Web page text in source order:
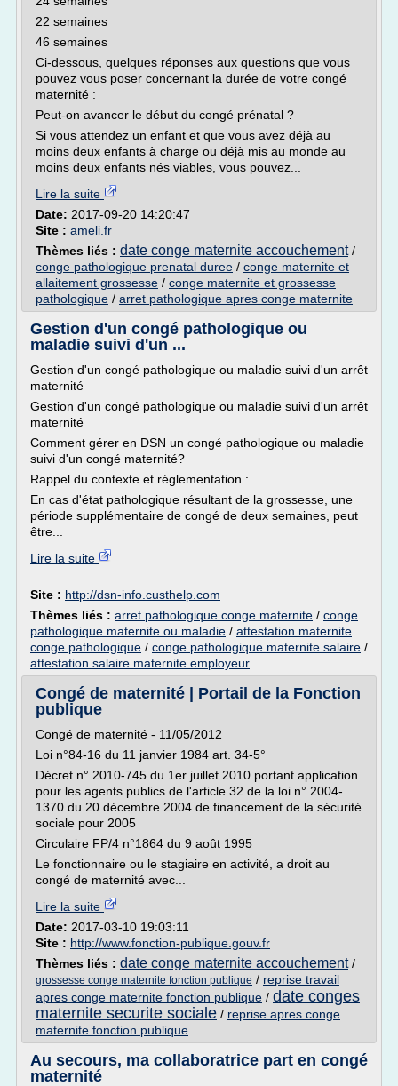
22 semaines
46 semaines
Ci-dessous, quelques réponses aux questions que vous
pouvez vous poser concernant la durée de votre congé
maternité :
Peut-on avancer le début du congé prénatal ?
Si vous attendez un enfant et que vous avez déjà au
moins deux enfants à charge ou déjà mis au monde au
moins deux enfants nés viables, vous pouvez...
Lire la suite
Date: 2017-09-20 14:20:47
Site : ameli.fr
Thèmes liés : date conge maternite accouchement/
conge pathologique prenatal duree / conge maternite et
allaitement grossesse / conge maternite et grossesse
pathologique / arret pathologique apres conge maternite
Gestion d'un congé pathologique ou
maladie suivi d'un ...
Gestion d'un congé pathologique ou maladie suivi d'un arrêt
maternité
Gestion d'un congé pathologique ou maladie suivi d'un arrêt
maternité
Comment gérer en DSN un congé pathologique ou maladie
suivi d'un congé maternité?
Rappel du contexte et réglementation :
En cas d'état pathologique résultant de la grossesse, une
période supplémentaire de congé de deux semaines, peut
être...
Lire la suite
Site : http://dsn-info.custhelp.com
Thèmes liés : arret pathologique conge maternite / conge
pathologique maternite ou maladie / attestation maternite
conge pathologique / conge pathologique maternite salaire /
attestation salaire maternite employeur
Congé de maternité | Portail de la Fonction
publique
Congé de maternité - 11/05/2012
Loi n°84-16 du 11 janvier 1984 art. 34-5°
Décret n° 2010-745 du 1er juillet 2010 portant application
pour les agents publics de l'article 32 de la loi n° 2004-
1370 du 20 décembre 2004 de financement de la sécurité
sociale pour 2005
Circulaire FP/4 n°1864 du 9 août 1995
Le fonctionnaire ou le stagiaire en activité, a droit au
congé de maternité avec...
Lire la suite
Date: 2017-03-10 19:03:11
Site : http://www.fonction-publique.gouv.fr
Thèmes liés : date conge maternite accouchement/
grossesse conge maternite fonction publique / reprise travail
apres conge maternite fonction publique / date conges
maternite securite sociale / reprise apres conge
maternite fonction publique
Au secours, ma collaboratrice part en congé
maternité